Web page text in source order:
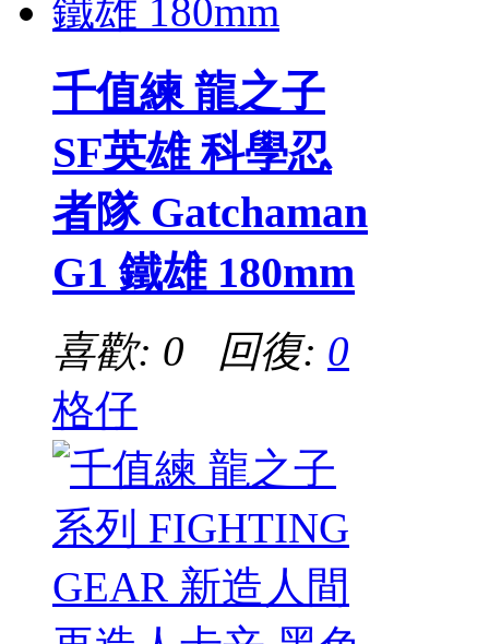
千值練 龍之子
SF英雄 科學忍
者隊 Gatchaman
G1 鐵雄 180mm
喜歡: 0 回復: 0
格仔